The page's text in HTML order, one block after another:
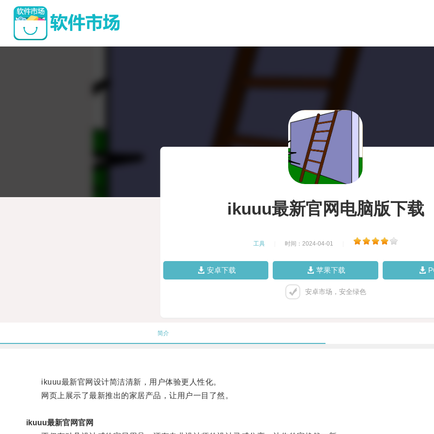
ikuuu最新官网电脑版下载
工具 时间：2024-04-01
安卓下载 苹果下载
安卓市场，安全绿色
简介
ikuuu最新官网设计简洁清新，用户体验更人性化。
网页上展示了最新推出的家居产品，让用户一目了然。
ikuuu最新官网官网